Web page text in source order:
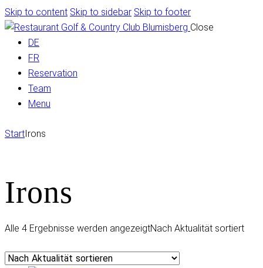
Skip to content Skip to sidebar Skip to footer
Close
DE
FR
Reservation
Team
Menu
StartIrons
Irons
Alle 4 Ergebnisse werden angezeigtNach Aktualität sortiert